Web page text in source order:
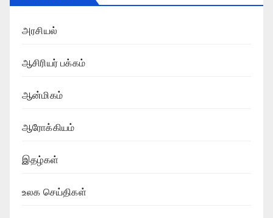
அரசியல்
ஆசிரியர் பக்கம்
ஆன்மிகம்
ஆரோக்கியம்
இதழ்கள்
உலக செய்திகள்